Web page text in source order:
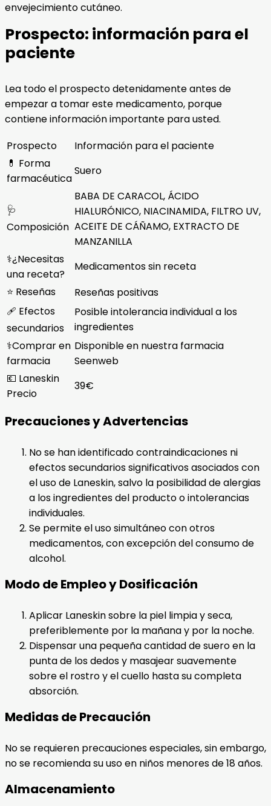
envejecimiento cutáneo.
Prospecto: información para el
paciente
Lea todo el prospecto detenidamente antes de
empezar a tomar este medicamento, porque
contiene información importante para usted.
Prospecto
Información para el paciente
💊 Forma
farmacéutica
Suero
🩺
Composición
BABA DE CARACOL, ÁCIDO
HIALURÓNICO, NIACINAMIDA, FILTRO UV,
ACEITE DE CÁÑAMO, EXTRACTO DE
MANZANILLA
⚕️¿Necesitas
una receta?
Medicamentos sin receta
⭐ Reseñas
Reseñas positivas
🩹 Efectos
secundarios
Posible intolerancia individual a los
ingredientes
⚕️Comprar en
farmacia
Disponible en nuestra farmacia
Seenweb
💶 Laneskin
Precio
39€
Precauciones y Advertencias
No se han identificado contraindicaciones ni
efectos secundarios significativos asociados con
el uso de Laneskin, salvo la posibilidad de alergias
a los ingredientes del producto o intolerancias
individuales.
Se permite el uso simultáneo con otros
medicamentos, con excepción del consumo de
alcohol.
Modo de Empleo y Dosificación
Aplicar Laneskin sobre la piel limpia y seca,
preferiblemente por la mañana y por la noche.
Dispensar una pequeña cantidad de suero en la
punta de los dedos y masajear suavemente
sobre el rostro y el cuello hasta su completa
absorción.
Medidas de Precaución
No se requieren precauciones especiales, sin embargo,
no se recomienda su uso en niños menores de 18 años.
Almacenamiento